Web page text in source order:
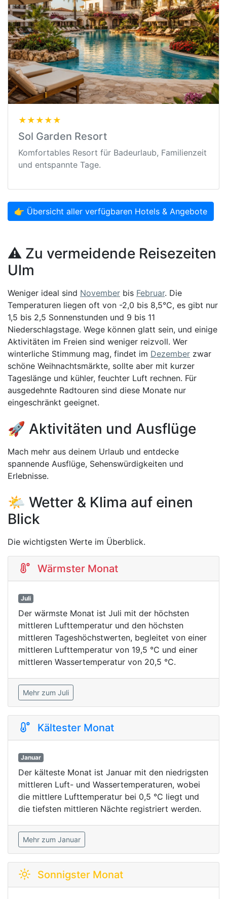
★★★★★
Sol Garden Resort
Komfortables Resort für Badeurlaub, Familienzeit
und entspannte Tage.
👉 Übersicht aller verfügbaren Hotels & Angebote
⚠️ Zu vermeidende Reisezeiten
Ulm
Weniger ideal sind November bis Februar. Die
Temperaturen liegen oft von -2,0 bis 8,5°C, es gibt nur
1,5 bis 2,5 Sonnenstunden und 9 bis 11
Niederschlagstage. Wege können glatt sein, und einige
Aktivitäten im Freien sind weniger reizvoll. Wer
winterliche Stimmung mag, findet im Dezember zwar
schöne Weihnachtsmärkte, sollte aber mit kurzer
Tageslänge und kühler, feuchter Luft rechnen. Für
ausgedehnte Radtouren sind diese Monate nur
eingeschränkt geeignet.
🚀 Aktivitäten und Ausflüge
Mach mehr aus deinem Urlaub und entdecke
spannende Ausflüge, Sehenswürdigkeiten und
Erlebnisse.
🌤️ Wetter & Klima auf einen
Blick
Die wichtigsten Werte im Überblick.
Wärmster Monat
Juli
Der wärmste Monat ist Juli mit der höchsten
mittleren Lufttemperatur und den höchsten
mittleren Tageshöchstwerten, begleitet von einer
mittleren Lufttemperatur von 19,5 °C und einer
mittleren Wassertemperatur von 20,5 °C.
Mehr zum Juli
Kältester Monat
Januar
Der kälteste Monat ist Januar mit den niedrigsten
mittleren Luft- und Wassertemperaturen, wobei
die mittlere Lufttemperatur bei 0,5 °C liegt und
die tiefsten mittleren Nächte registriert werden.
Mehr zum Januar
Sonnigster Monat